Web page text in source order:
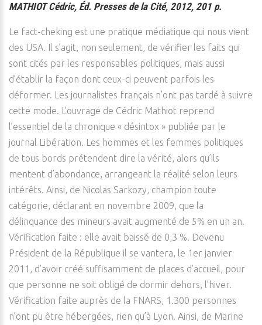
MATHIOT Cédric, Éd. Presses de la Cité, 2012, 201 p.
Le fact-cheking est une pratique médiatique qui nous vient
des USA. Il s’agit, non seulement, de vérifier les faits qui
sont cités par les responsables politiques, mais aussi
d’établir la façon dont ceux-ci peuvent parfois les
déformer. Les journalistes français n’ont pas tardé à suivre
cette mode. L’ouvrage de Cédric Mathiot reprend
l’essentiel de la chronique « désintox » publiée par le
journal Libération. Les hommes et les femmes politiques
de tous bords prétendent dire la vérité, alors qu’ils
mentent d’abondance, arrangeant la réalité selon leurs
intérêts. Ainsi, de Nicolas Sarkozy, champion toute
catégorie, déclarant en novembre 2009, que la
délinquance des mineurs avait augmenté de 5% en un an.
Vérification faite : elle avait baissé de 0,3 %. Devenu
Président de la République il se vantera, le 1er janvier
2011, d’avoir créé suffisamment de places d’accueil, pour
que personne ne soit obligé de dormir dehors, l’hiver.
Vérification faite auprès de la FNARS, 1.300 personnes
n’ont pu être hébergées, rien qu’à Lyon. Ainsi, de Marine